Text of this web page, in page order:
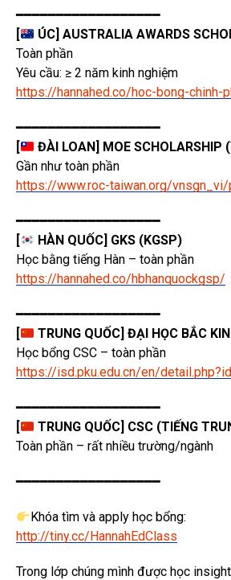
━━━━━━━━━━━━━━━━━━
[
ÚC] AUSTRALIA AWARDS
Toàn phần
Yêu cầu: ≥ 2 năm kinh nghiệm
https://hannahed.co/hoc-bong-chinh-
━━━━━━━━━━━━━━━━━━
[
ĐÀI LOAN] MOE SCHOLARSHIP
Gần như toàn phần
https://www.roc-taiwan.org/
━━━━━━━━━━━━━━━━━━
[
HÀN QUỐC] GKS (KGSP)
Học bằng tiếng Hàn – toàn phần
https://hannahed.co/hbhanquockgsp/
━━━━━━━━━━━━━━━━━━
[
TRUNG QUỐC] ĐẠI HỌC BẮC
Học bổng CSC – toàn phần
https://isd.pku.edu.cn/en/
━━━━━━━━━━━━━━━━━━
[
TRUNG QUỐC] CSC (TIẾNG
Toàn phần – rất nhiều trường/ngành
━━━━━━━━━━━━━━━━━━
Khóa tìm và apply học bổng:
http://tiny.cc/HannahEdClass
Trong lớp chúng mình được học